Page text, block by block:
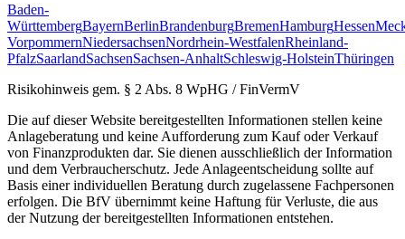
Baden-
WürttembergBayernBerlinBrandenburgBremenHamburgHessen
VorpommernNiedersachsenNordrhein-WestfalenRheinland-
PfalzSaarlandSachsenSachsen-AnhaltSchleswig-HolsteinThüringen
Risikohinweis gem. § 2 Abs. 8 WpHG / FinVermV
Die auf dieser Website bereitgestellten Informationen stellen keine
Anlageberatung und keine Aufforderung zum Kauf oder Verkauf
von Finanzprodukten dar. Sie dienen ausschließlich der Information
und dem Verbraucherschutz. Jede Anlageentscheidung sollte auf
Basis einer individuellen Beratung durch zugelassene Fachpersonen
erfolgen. Die BfV übernimmt keine Haftung für Verluste, die aus
der Nutzung der bereitgestellten Informationen entstehen.